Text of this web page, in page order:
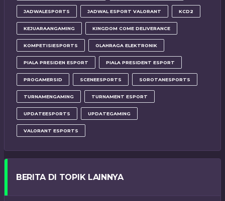
JADWALESPORTS JADWAL ESPORT VALORANT KCD2
KEJUARAANGAMING KINGDOM COME DELIVERANCE
KOMPETISIESPORTS OLAHRAGA ELEKTRONIK
PIALA PRESIDEN ESPORT PIALA PRESIDENT ESPORT
PROGAMERSID SCENEESPORTS SOROTANESPORTS
TURNAMENGAMING TURNAMENT ESPORT
UPDATEESPORTS UPDATEGAMING
VALORANT ESPORTS
BERITA DI TOPIK LAINNYA